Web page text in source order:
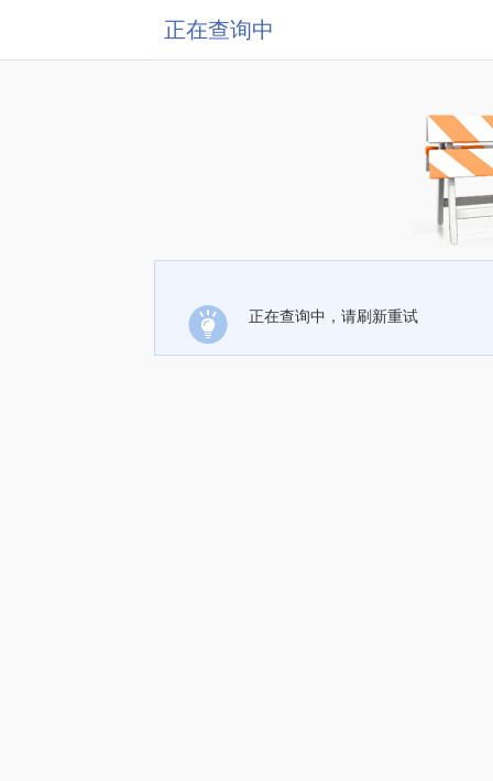
正在查询中
正在查询中，请刷新重试